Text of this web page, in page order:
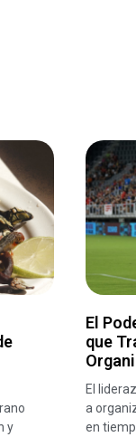
y
El
que
El
a
en